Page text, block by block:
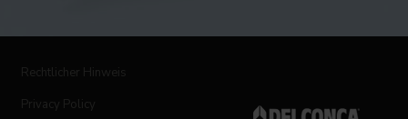
Rechtlicher Hinweis
Privacy Policy